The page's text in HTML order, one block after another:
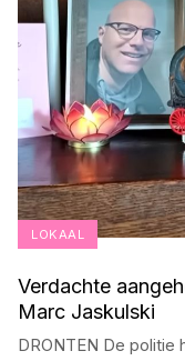
LOKAAL
Verdachte
Marc Jaskulski
DRONTEN De